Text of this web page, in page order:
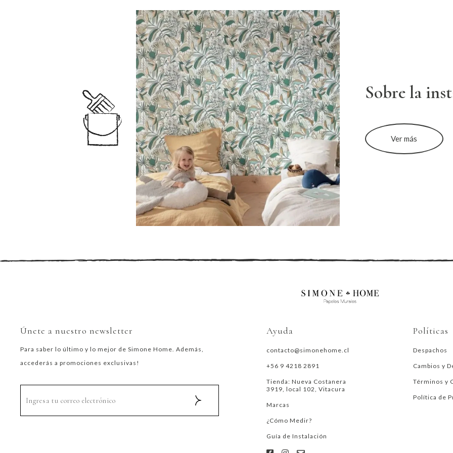
Sobre la
Ver más
Únete a nuestro newsletter
Para saber lo último y lo mejor de Simone Home. Además,
accederás a promociones exclusivas!
Ayuda
contacto@simonehome.cl
+56 9 4218 2891
Tienda: Nueva Costanera
3919, local 102, Vitacura
Marcas
¿Cómo Medir?
Guía de Instalación
Políticas
Despachos
Cambios y
Términos y
Política de